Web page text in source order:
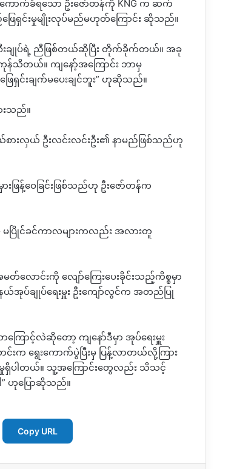
ောက်ခံရသော ဦးဇော်တန်ကို KNG က ဆက်
ြေရှင်းမှုမျိုးလုပ်မည်မဟုတ်ကြောင်း ဆိုသည်။
ချုပ်ရဲ့ ညီဖြစ်တယ်ဆိုပြီး တိုက်ခိုက်တယ်။ အခု
သိတယ်။ ကျနော့်အကြောင်း ဘာမှ
ရှင်းချက်မပေးချင်ဘူး” ဟုဆိုသည်။
းသည်။
းလှယ် ဦးလင်းလင်းဦး၏ နာမည်ဖြစ်သည်ဟု
ြန့်ဝေခြင်းဖြစ်သည်ဟု ဦးဇော်တန်က
မပြိုင်ခင်ကာလများကလည်း အလားတူ
လောင်းကို လျော်ကြေးပေးခိုင်းသည့်ကိစ္စမှာ
နယ်အုပ်ချုပ်ရေးမှူး ဦးကျော်လွင်က အတည်ပြု
ာကြောင့်လဲဆိုတော့ ကျနော်ဒီမှာ အုပ်ရေးမှူး
းက ရွေးကောက်ပွဲပြီးမှ ပြန့်လာတယ်လို့ကြား
မှုရှိပါတယ်။ သူ့အကြောင်းတွေလည်း သိသင့်
ဟုပြောဆိုသည်။
Copy URL